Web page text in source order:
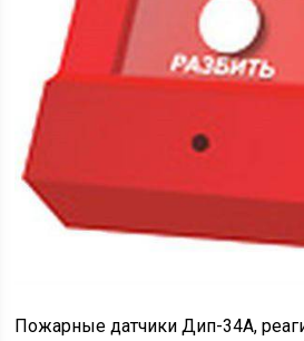
Пожарные датчики Дип-34А,